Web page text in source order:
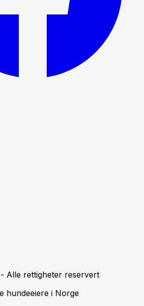
Alle rettigheter reservert
hundeeiere i Norge